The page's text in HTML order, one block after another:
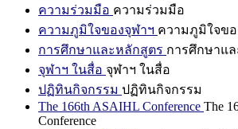
ความร่วมมือ ความร่วมมือ
ความภูมิใจของจุฬาฯ ความภูมิใจขอ
การศึกษาและหลักสูตร การศึกษาแ
จุฬาฯ ในสื่อ จุฬาฯ ในสื่อ
ปฏิทินกิจกรรม ปฏิทินกิจกรรม
The 166th ASAIHL Conference The
Conference